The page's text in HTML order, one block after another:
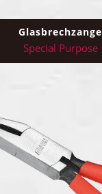
Glasbrechzange
Special Purpose